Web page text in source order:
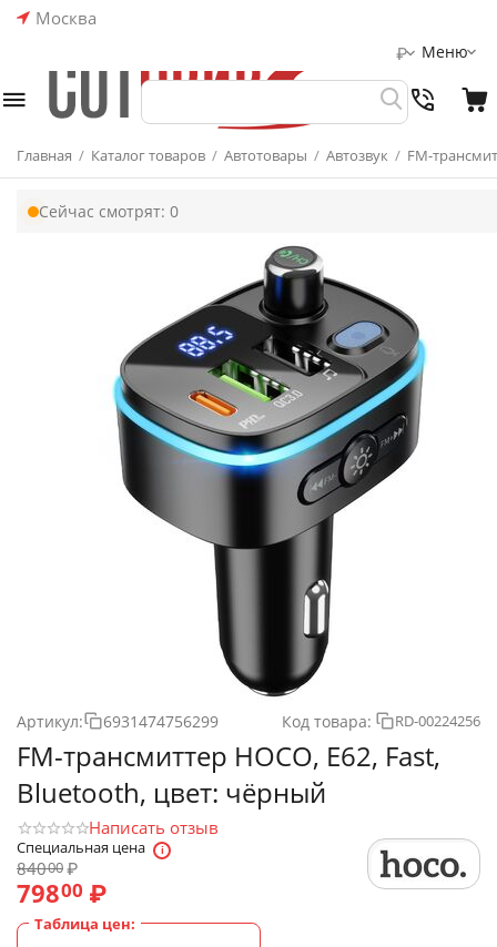
Москва
Меню
₽
Главная / Каталог товаров / Автотовары / Автозвук / FM-
Сейчас смотрят: 0
Артикул: 6931474756299 Код товара: RD-00224256
FM-трансмиттер HOCO, E62, Fast,
Bluetooth, цвет: чёрный
Написать отзыв
Специальная цена
84000₽
79800 ₽
Таблица цен: